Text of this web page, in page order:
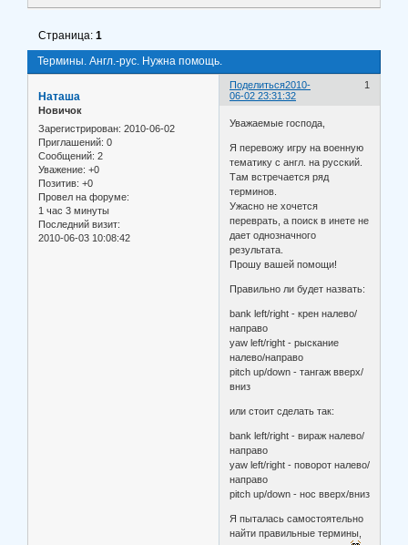
Термины. Англ.-рус. Нужна помощь.
Страница:1
Поделиться 1
2010-
06-02 23:31:32
Наташа
Новичок
Зарегистрирован: 2010-06-02
Приглашений: 0
Сообщений: 2
Уважение: +0
Позитив: +0
Провел на форуме:
1 час 3 минуты
Последний визит:
2010-06-03 10:08:42
Уважаемые господа,
Я перевожу игру на военную
тематику с англ. на русский.
Там встречается ряд
терминов.
Ужасно не хочется
переврать, а поиск в инете не
дает однозначного
результата.
Прошу вашей помощи!
Правильно ли будет назвать:
bank left/right - крен налево/
направо
yaw left/right - рыскание
налево/направо
pitch up/down - тангаж вверх/
вниз
или стоит сделать так:
bank left/right - вираж налево/
направо
yaw left/right - поворот налево/
направо
pitch up/down - нос вверх/вниз
Я пыталась самостоятельно
найти правильные термины,